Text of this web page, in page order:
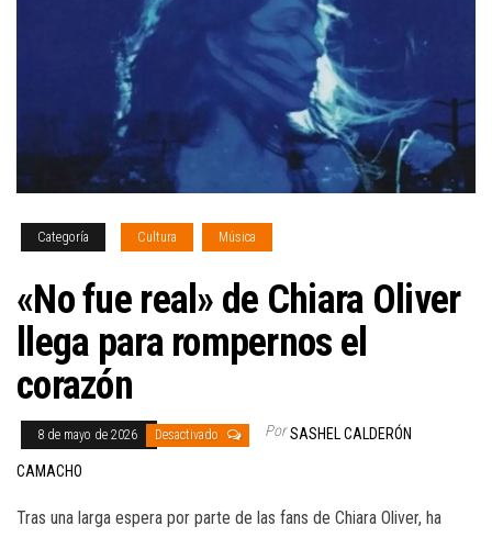
Categoría Cultura Música
«No fue real» de Chiara Oliver
llega para rompernos el
corazón
8 de mayo de 2026 Desactivado Por SASHEL CALDERÓN
CAMACHO
Tras una larga espera por parte de las fans de Chiara Oliver, ha